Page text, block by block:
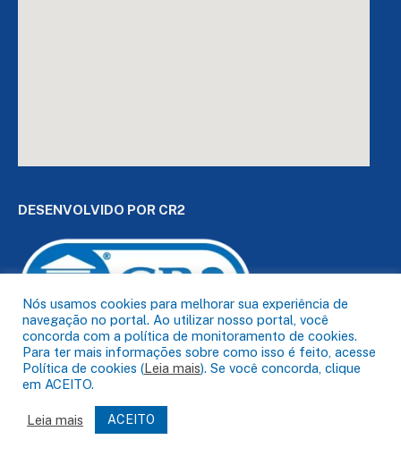
DESENVOLVIDO POR CR2
Muito mais quecriar siteousistema para prefeituras!
Realizamos umaassessoriacompleta, onde garantimos em
contrato que todas as exigências das
serão atendidas.
Nós usamos cookies para melhorar sua experiência de
navegação no portal. Ao utilizar nosso portal, você
concorda com a política de monitoramento de cookies.
Para ter mais informações sobre como isso é feito, acesse
Política de cookies (Leia mais). Se você concorda, clique
em ACEITO.
Leia mais ACEITO